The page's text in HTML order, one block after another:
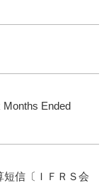
Months Ended
短信〔ＩＦＲＳ会